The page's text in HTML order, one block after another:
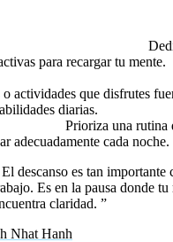
para recargar tu mente.
o actividades que disfrutes
diarias.
Prioriza una rutina
adecuadamente cada noche.
El descanso es tan importante
Es en la pausa donde tu
claridad. ”
Nhat Hanh